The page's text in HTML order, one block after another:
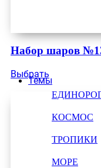
Темы
КОСМОС
ТРОПИКИ
МОРЕ
Набор шаров
Выбрать